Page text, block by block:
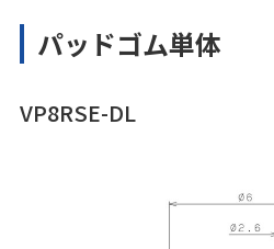
パッドゴム単体
VP8RSE-DL